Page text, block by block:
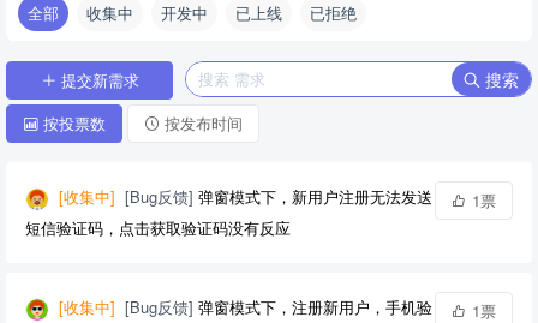
全部
收集中 开发中 已上线 已拒绝
提交新需求 搜索
按投票数 按发布时间
1票
[收集中] [Bug反馈] 弹窗模式下，新用户注册无法发送
短信验证码，点击获取验证码没有反应
1票
[收集中] [Bug反馈] 弹窗模式下，注册新用户，手机验